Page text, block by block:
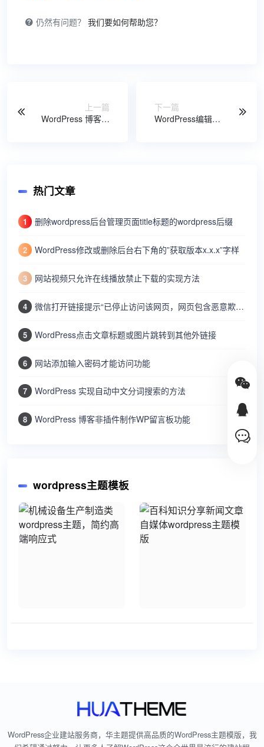
仍然有问题？ 我们要如何帮助您？
上一篇
WordPress 博客非
下一篇
WordPress编辑文
热门文章
1 删除wordpress后台管理页面title标题的wordpress后缀
2 WordPress修改或删除后台右下角的”获取版本x.x.x”字样
3 网站视频只允许在线播放禁止下载的实现方法
4 微信打开链接提示“已停止访问该网页，网页包含恶意欺诈内容…”
5 WordPress点击文章标题或图片跳转到其他外链接
6 网站添加输入密码才能访问功能
7 WordPress 实现自动中文分词搜索的方法
8 WordPress 博客非插件制作WP留言板功能
wordpress主题模板
WordPress企业建站服务商，华主题提供高品质的WordPress主题模版，我